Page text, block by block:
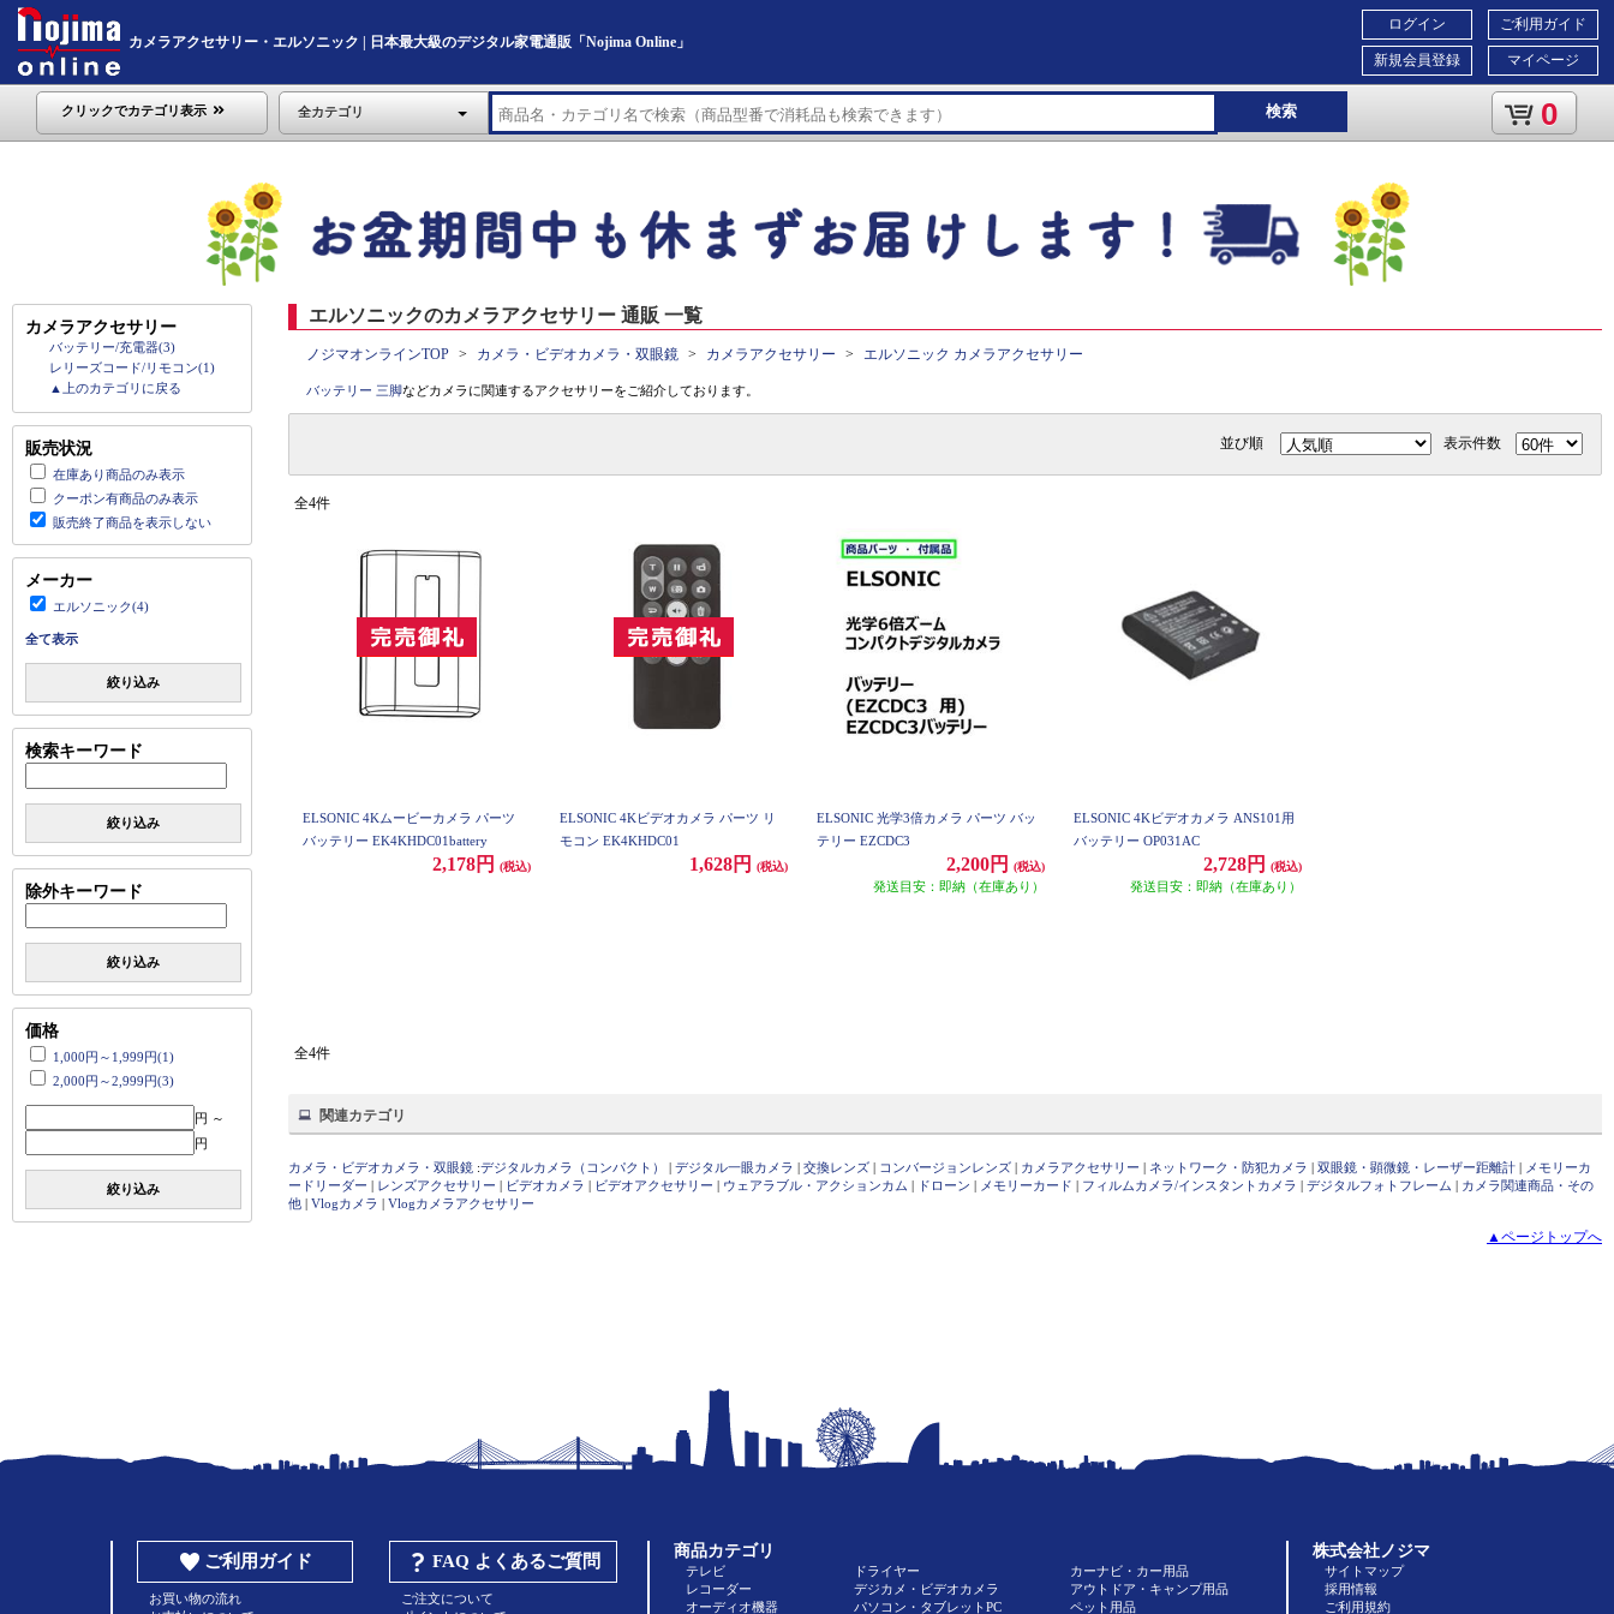
カメラアクセサリー・エルソニック | 日本最大級のデジタル家電通販「Nojima Online」
ご利用ガイド
マイページ
ログイン
新規会員登録
クリックでカテゴリ表示 全カテゴリ 検索 0
カメラアクセサリー
バッテリー/充電器(3)
レリーズコード/リモコン(1)
▲上のカテゴリに戻る
販売状況
在庫あり商品のみ表示
クーポン有商品のみ表示
販売終了商品を表示しない
メーカー
エルソニック(4)
全て表示
絞り込み
検索キーワード
絞り込み
除外キーワード
絞り込み
価格
1,000円～1,999円(1)
2,000円～2,999円(3)
円 ～
円
絞り込み
エルソニックのカメラアクセサリー 通販 一覧
ノジマオンラインTOP カメラ・ビデオカメラ・双眼鏡 カメラアクセサリー エルソニック カメラアクセサリー
バッテリー 三脚などカメラに関連するアクセサリーをご紹介しております。
並び順 表示件数
全4件
ELSONIC 4Kムービーカメラ パーツ
バッテリー EK4KHDC01battery
2,178円 (税込)
ELSONIC 4Kビデオカメラ パーツ リ
モコン EK4KHDC01
1,628円 (税込)
ELSONIC 光学3倍カメラ パーツ バッ
テリー EZCDC3
2,200円 (税込)
発送目安：即納（在庫あり）
ELSONIC 4Kビデオカメラ ANS101用
バッテリー OP031AC
2,728円 (税込)
発送目安：即納（在庫あり）
全4件
関連カテゴリ
カメラ・ビデオカメラ・双眼鏡 :デジタルカメラ（コンパクト） | デジタル一眼カメラ | 交換レンズ | コンバージョンレンズ | カメラアクセサリー | ネットワーク・防犯カメラ | 双眼鏡・顕微鏡・レーザー距離計 | メモリーカ
ードリーダー | レンズアクセサリー | ビデオカメラ | ビデオアクセサリー | ウェアラブル・アクションカム | ドローン | メモリーカード | フィルムカメラ/インスタントカメラ | デジタルフォトフレーム | カメラ関連商品・その
他 | Vlogカメラ | Vlogカメラアクセサリー
▲ページトップへ
ご利用ガイド
お買い物の流れ
FAQ よくあるご質問
ご注文について
商品カテゴリ
テレビ
レコーダー
オーディオ機器
ドライヤー
デジカメ・ビデオカメラ
パソコン・タブレットPC
カーナビ・カー用品
アウトドア・キャンプ用品
ペット用品
株式会社ノジマ
サイトマップ
採用情報
ご利用規約